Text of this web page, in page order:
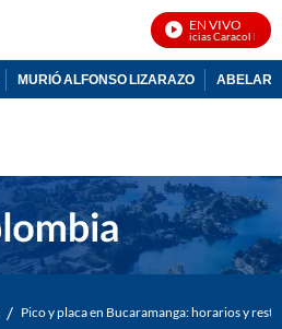
EN VIVO
Noticias Caracol En Vivo
MURIÓ ALFONSO LIZARAZO
/ Pico y placa en Bucaramanga: horarios y